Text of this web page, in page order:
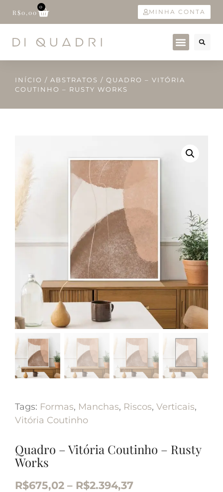
R$0,00
0
MINHA CONTA
INÍCIO / ABSTRATOS / QUADRO – VITÓRIA
COUTINHO – RUSTY WORKS
Tags: Formas, Manchas, Riscos, Verticais,
Vitória Coutinho
Quadro – Vitória Coutinho – Rusty
Works
R$675,02 – R$2.394,37